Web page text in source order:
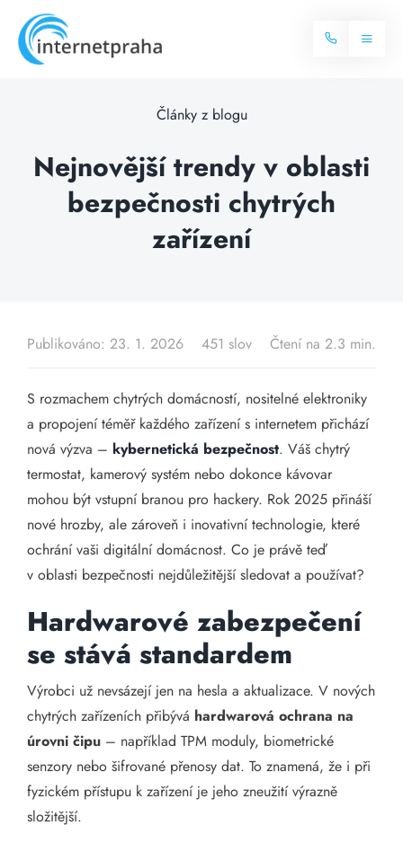
content
Toggle
Balíčky internetu
Více o internetu
Televize
Články z blogu
Nejnovější trendy v oblasti
bezpečnosti chytrých
zařízení
Publikováno: 23. 1. 2026 451 slov Čtení na 2.3 min.
S rozmachem chytrých domácností, nositelné elektroniky
a propojení téměř každého zařízení s internetem přichází
nová výzva – kybernetická bezpečnost. Váš chytrý
termostat, kamerový systém nebo dokonce kávovar
mohou být vstupní branou pro hackery. Rok 2025 přináší
nové hrozby, ale zároveň i inovativní technologie, které
ochrání vaši digitální domácnost. Co je právě teď
v oblasti bezpečnosti nejdůležitější sledovat a používat?
Hardwarové zabezpečení
se stává standardem
Výrobci už nevsázejí jen na hesla a aktualizace. V nových
chytrých zařízeních přibývá hardwarová ochrana na
úrovni čipu – například TPM moduly, biometrické
senzory nebo šifrované přenosy dat. To znamená, že i při
fyzickém přístupu k zařízení je jeho zneužití výrazně
složitější.